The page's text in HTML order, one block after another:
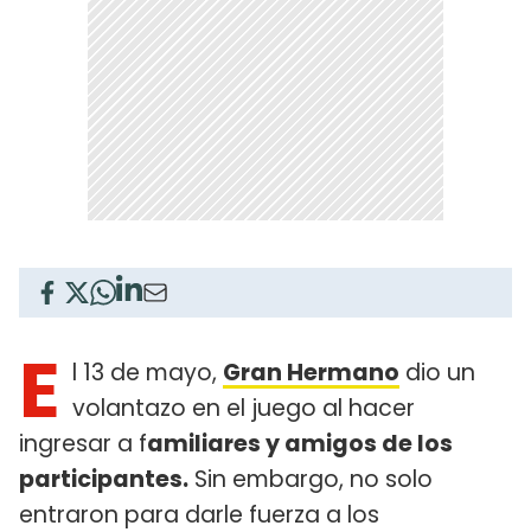
E l 13 de mayo, Gran Hermano dio un
volantazo en el juego al hacer
ingresar a familiares y amigos de los
participantes. Sin embargo, no solo
entraron para darle fuerza a los